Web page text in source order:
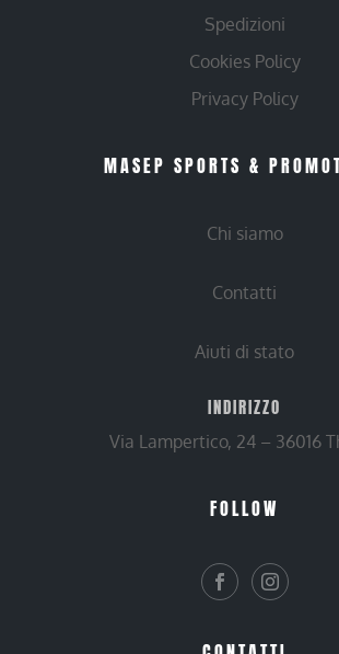
Spedizioni
Cookies Policy
Privacy Policy
MASEP SPORTS &
Chi siamo
Contatti
Aiuti di stato
INDIRIZZO
Via Lampertico, 24 – 36016
FOLLOW